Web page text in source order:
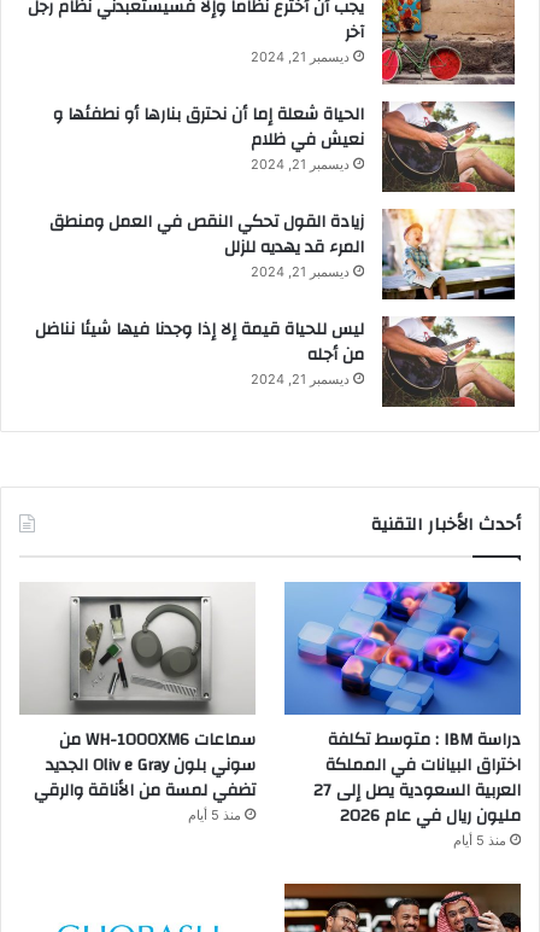
يجب أن أخترع نظاماً وإلا فسيستعبدني نظام رجل
آخر
ديسمبر 21, 2024
الحياة شعلة إما أن نحترق بنارها أو نطفئها و
نعيش في ظلام
ديسمبر 21, 2024
زيادة القول تحكي النقص في العمل ومنطق
المرء قد يهديه للزلل
ديسمبر 21, 2024
ليس للحياة قيمة إلا إذا وجدنا فيها شيئا نناضل
من أجله
ديسمبر 21, 2024
أحدث الأخبار التقنية
دراسة IBM : متوسط تكلفة
اختراق البيانات في المملكة
العربية السعودية يصل إلى 27
مليون ريال في عام 2026
منذ 5 أيام
سماعات WH-1000XM6 من
سوني بلون Oliv e Gray الجديد
تضفي لمسة من الأناقة والرقي
منذ 5 أيام